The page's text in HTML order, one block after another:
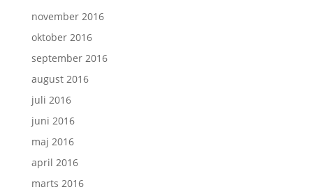
november 2016
oktober 2016
september 2016
august 2016
juli 2016
juni 2016
maj 2016
april 2016
marts 2016